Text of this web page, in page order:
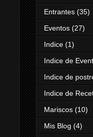
Entrantes (35)
Eventos (27)
Indice (1)
Indice de
Indice de
Indice de
Mariscos (10)
Mis Blog (4)